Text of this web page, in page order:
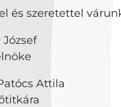
és szeretettel
József
Attila